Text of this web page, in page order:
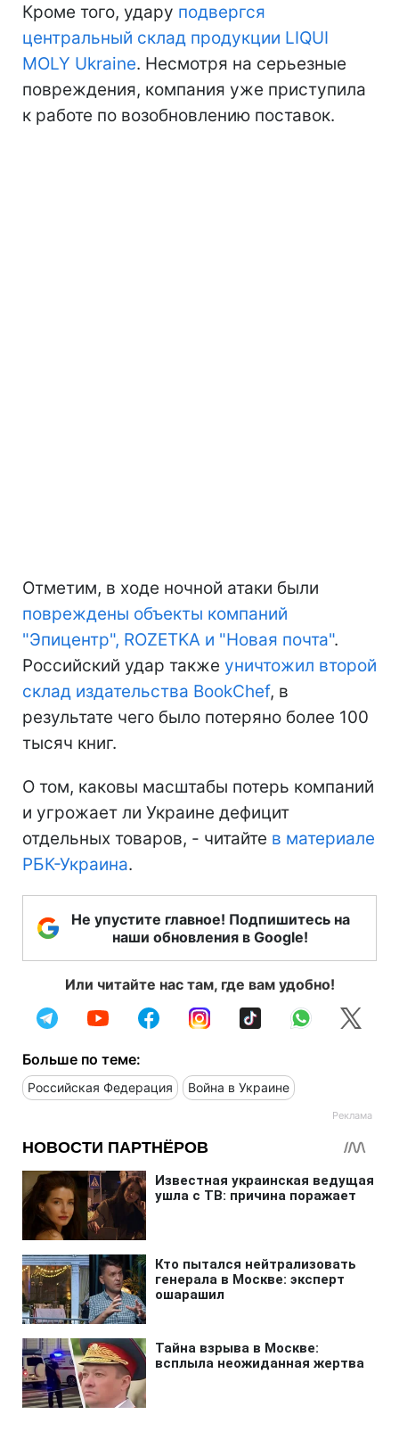
Кроме того, удару подвергся
центральный склад продукции LIQUI
MOLY Ukraine. Несмотря на серьезные
повреждения, компания уже приступила
к работе по возобновлению поставок.
Отметим, в ходе ночной атаки были
повреждены объекты компаний
"Эпицентр", ROZETKA и "Новая почта".
Российский удар также уничтожил второй
склад издательства BookChef, в
результате чего было потеряно более 100
тысяч книг.
О том, каковы масштабы потерь компаний
и угрожает ли Украине дефицит
отдельных товаров, - читайте в материале
РБК-Украина.
Не упустите главное! Подпишитесь на
наши обновления в Google!
Или читайте нас там, где вам удобно!
Больше по теме:
Российская Федерация Война в Украине